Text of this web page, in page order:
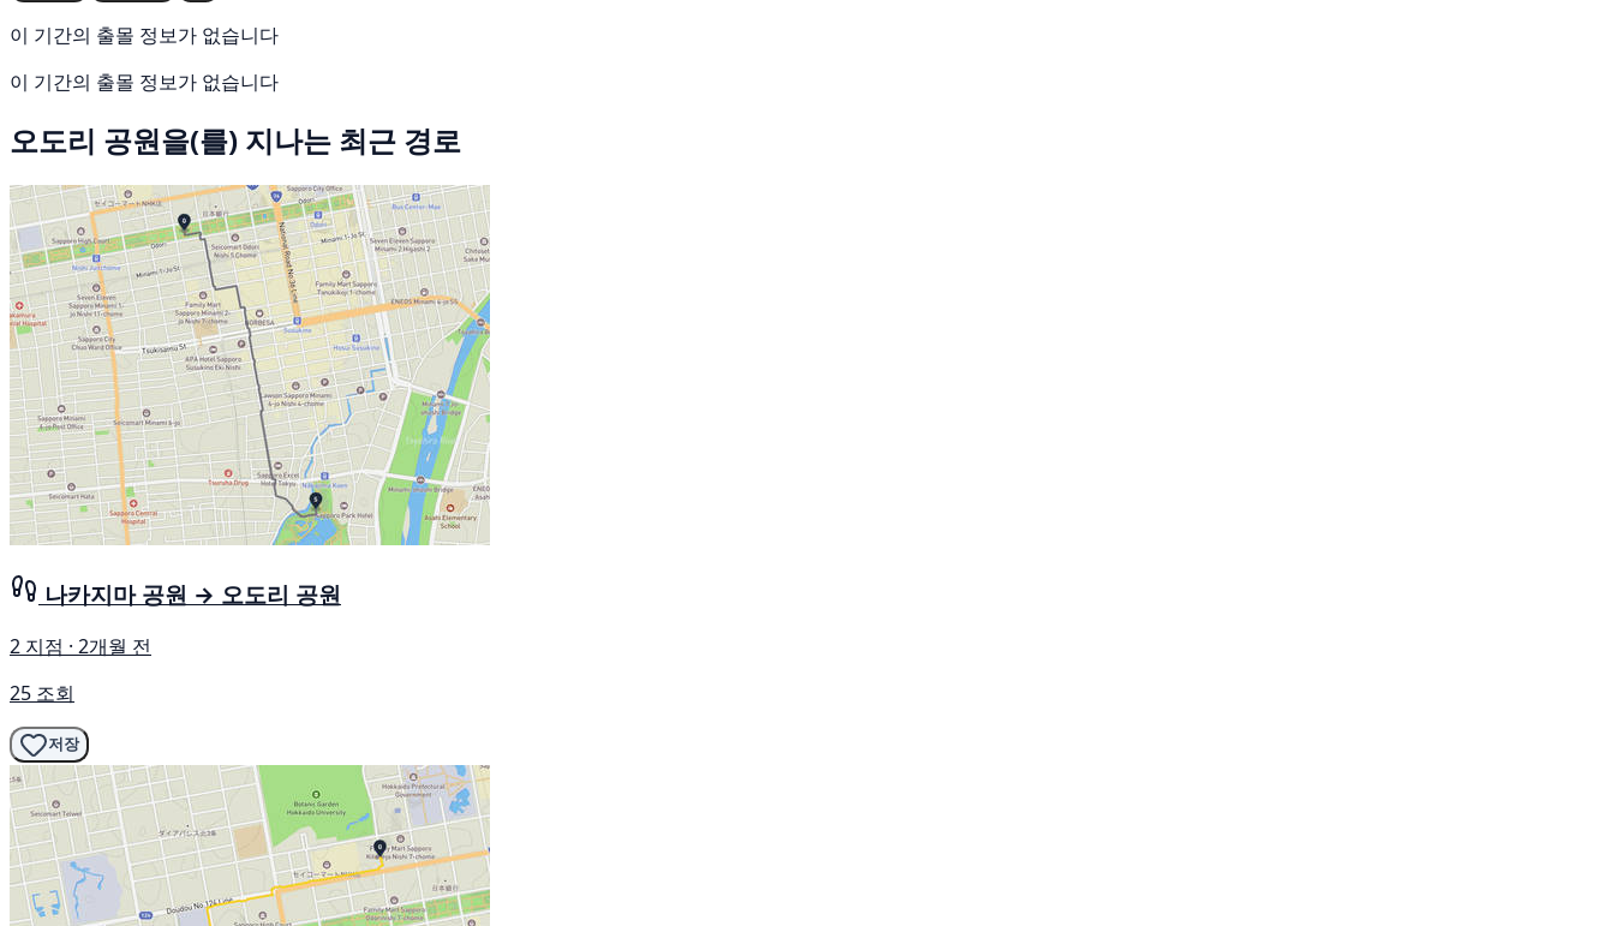
이 기간의 출몰 정보가 없습니다
이 기간의 출몰 정보가 없습니다
오도리 공원을(를) 지나는 최근 경로
나카지마 공원 → 오도리 공원
2 지점 · 2개월 전
25 조회
저장